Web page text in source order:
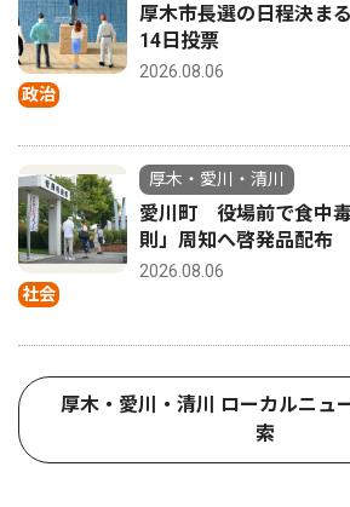
政治
厚木市長選の日程決ま
14日投票
2026.08.06
社会
厚木・愛川・清川
愛川町 役場前で食中
則」周知へ啓発品配布
2026.08.06
厚木・愛川・清川 ローカルニュ
索